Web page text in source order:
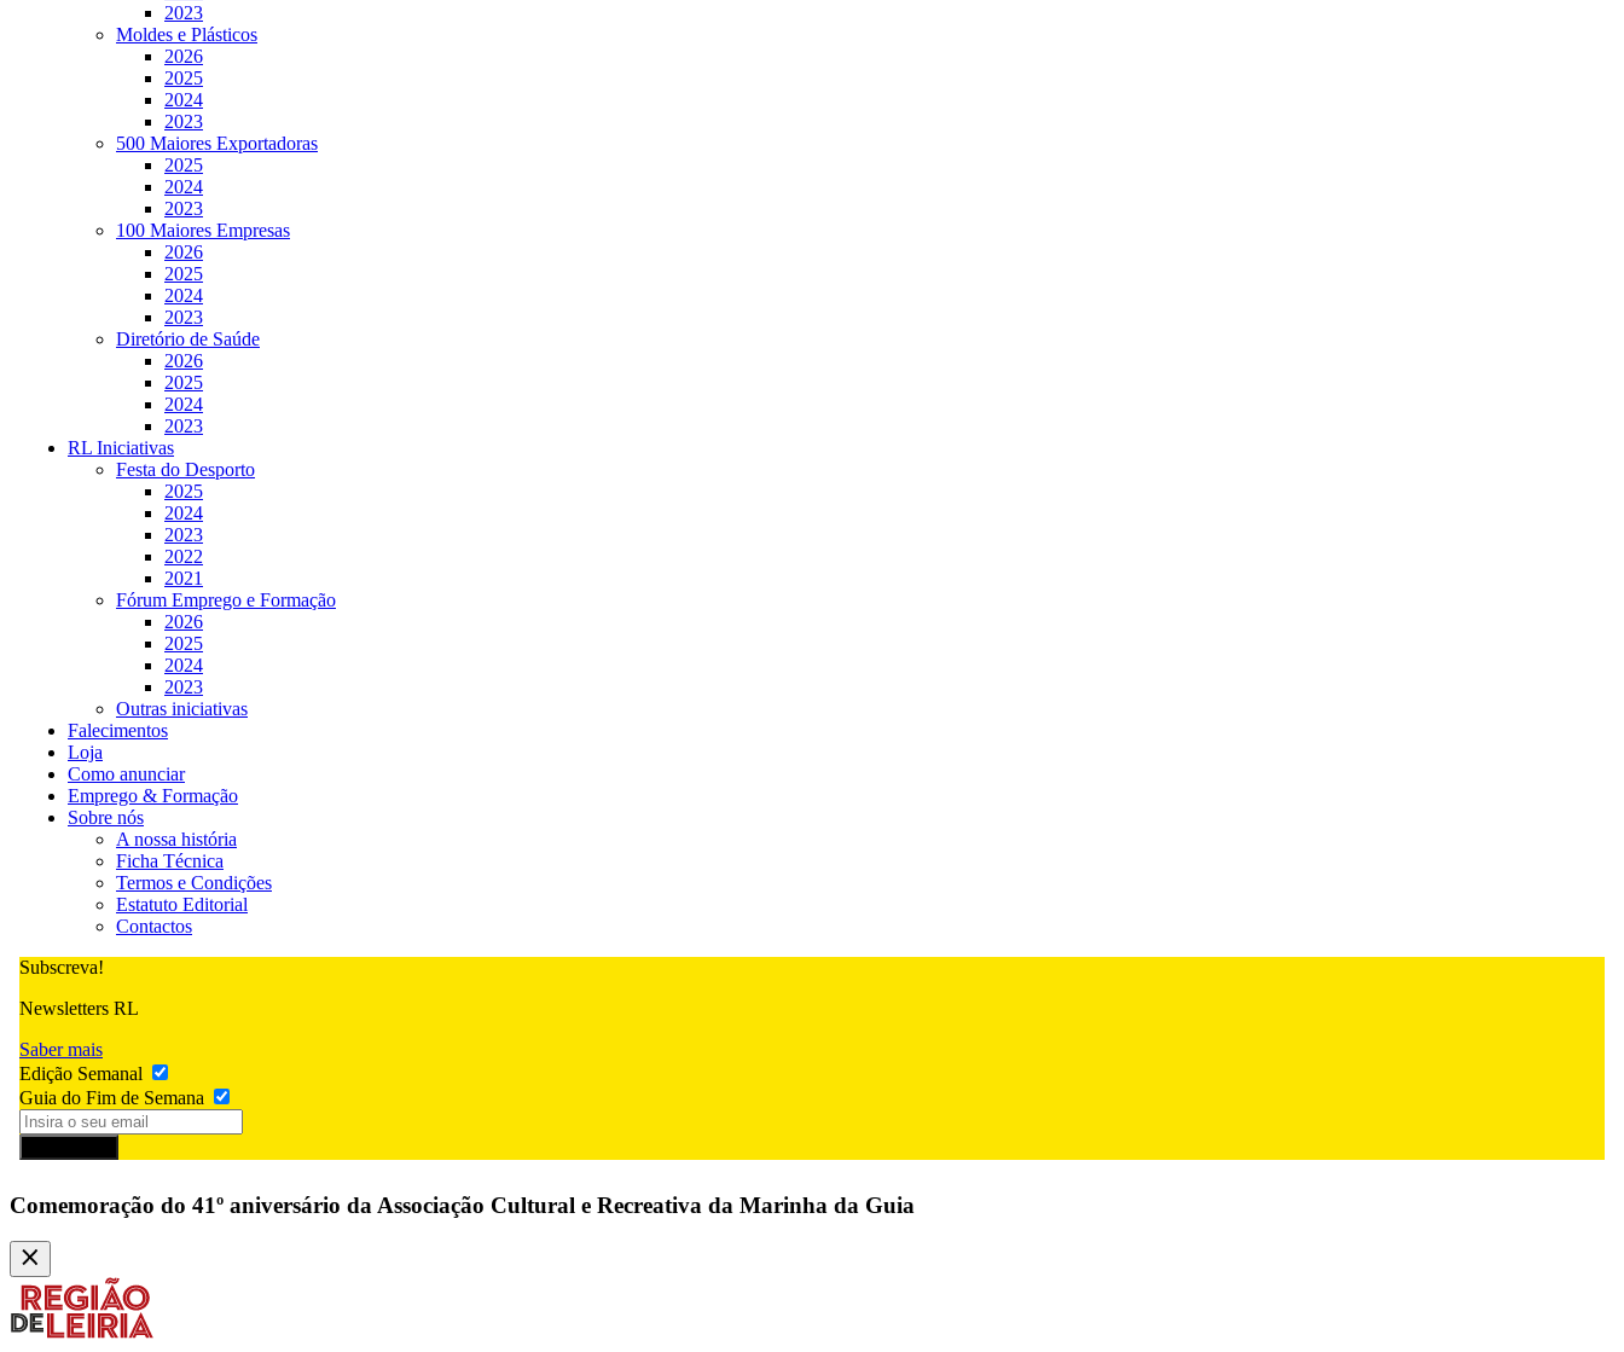
2023
Moldes e Plásticos
2026
2025
2024
2023
500 Maiores Exportadoras
2025
2024
2023
100 Maiores Empresas
2026
2025
2024
2023
Diretório de Saúde
2026
2025
2024
2023
RL Iniciativas
Festa do Desporto
2025
2024
2023
2022
2021
Fórum Emprego e Formação
2026
2025
2024
2023
Outras iniciativas
Falecimentos
Loja
Como anunciar
Emprego & Formação
Sobre nós
A nossa história
Ficha Técnica
Termos e Condições
Estatuto Editorial
Contactos
Subscreva!
Newsletters RL
Saber mais
Edição Semanal
Guia do Fim de Semana
Comemoração do 41º aniversário da Associação Cultural e Recreativa da Marinha da Guia